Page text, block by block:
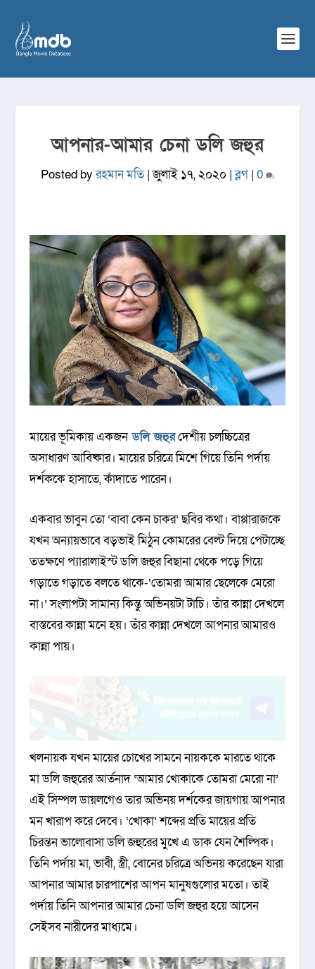
আপনার-আমার চেনা ডলি জহুর
Posted byরহমান মতি|জুলাই ১৭, ২০২০ |ব্লগ | 0
মায়ের ভূমিকায় একজনডলি জহুরদেশীয় চলচ্চিত্রের
অসাধারণ আবিষ্কার। মায়ের চরিত্রে মিশে গিয়ে তিনি পর্দায়
দর্শককে হাসাতে, কাঁদাতে পারেন।
একবার ভাবুন তো ‘বাবা কেন চাকর’ ছবির কথা। বাপ্পারাজকে
যখন অন্যায়ভাবে বড়ভাই মিঠুন কোমরের বেল্ট দিয়ে পেটাচ্ছে
ততক্ষণে প্যারালাইস্ট ডলি জহুর বিছানা থেকে পড়ে গিয়ে
গড়াতে গড়াতে বলতে থাকে-‘তোমরা আমার ছেলেকে মেরো
না।’ সংলাপটা সামান্য কিন্তু অভিনয়টা টাচি। তাঁর কান্না দেখলে
বাস্তবের কান্না মনে হয়। তাঁর কান্না দেখলে আপনার আমারও
কান্না পায়।
খলনায়ক যখন মায়ের চোখের সামনে নায়ককে মারতে থাকে
মা ডলি জহুরের আর্তনাদ ‘আমার খোকাকে তোমরা মেরো না’
এই সিম্পল ডায়লগেও তার অভিনয় দর্শকের জায়গায় আপনার
মন খারাপ করে দেবে। ‘খোকা’ শব্দের প্রতি মায়ের প্রতি
চিরন্তন ভালোবাসা ডলি জহুরের মুখে এ ডাক যেন শৈল্পিক।
তিনি পর্দায় মা, ভাবী, স্ত্রী, বোনের চরিত্রে অভিনয় করেছেন যারা
আপনার আমার চারপাশের আপন মানুষগুলোর মতো। তাই
পর্দায় তিনি আপনার আমার চেনা ডলি জহুর হয়ে আসেন
সেইসব নারীদের মাধ্যমে।